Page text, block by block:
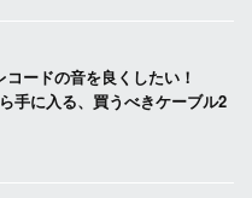
コードの音を良くしたい！
手に入る、買うべきケーブル2